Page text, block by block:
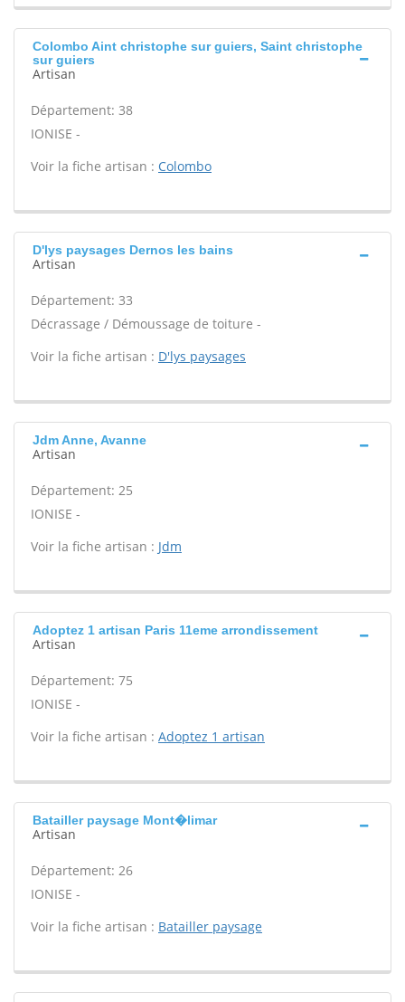
Colombo Aint christophe sur guiers, Saint christophe
sur guiers
Artisan
Département: 38
IONISE -
Voir la fiche artisan : Colombo
D'lys paysages Dernos les bains
Artisan
Département: 33
Décrassage / Démoussage de toiture -
Voir la fiche artisan : D'lys paysages
Jdm Anne, Avanne
Artisan
Département: 25
IONISE -
Voir la fiche artisan : Jdm
Adoptez 1 artisan Paris 11eme arrondissement
Artisan
Département: 75
IONISE -
Voir la fiche artisan : Adoptez 1 artisan
Batailler paysage Mont�limar
Artisan
Département: 26
IONISE -
Voir la fiche artisan : Batailler paysage